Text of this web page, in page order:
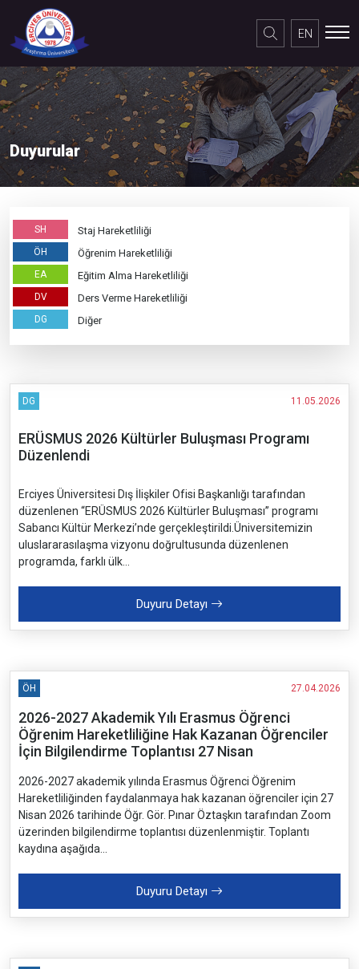
×
EN
Duyurular
SH Staj Hareketliliği
ÖH Öğrenim Hareketliliği
EA Eğitim Alma Hareketliliği
DV Ders Verme Hareketliliği
DG Diğer
DG 11.05.2026
ERÜSMUS 2026 Kültürler Buluşması Programı
Düzenlendi
Erciyes Üniversitesi Dış İlişkiler Ofisi Başkanlığı tarafından
düzenlenen “ERÜSMUS 2026 Kültürler Buluşması” programı
Sabancı Kültür Merkezi’nde gerçekleştirildi.Üniversitemizin
uluslararasılaşma vizyonu doğrultusunda düzenlenen
programda, farklı ülk...
Duyuru Detayı
ÖH 27.04.2026
2026-2027 Akademik Yılı Erasmus Öğrenci
Öğrenim Hareketliliğine Hak Kazanan Öğrenciler
İçin Bilgilendirme Toplantısı 27 Nisan
2026-2027 akademik yılında Erasmus Öğrenci Öğrenim
Hareketliliğinden faydalanmaya hak kazanan öğrenciler için 27
Nisan 2026 tarihinde Öğr. Gör. Pınar Öztaşkın tarafından Zoom
üzerinden bilgilendirme toplantısı düzenlenmiştir. Toplantı
kaydına aşağıda...
Duyuru Detayı